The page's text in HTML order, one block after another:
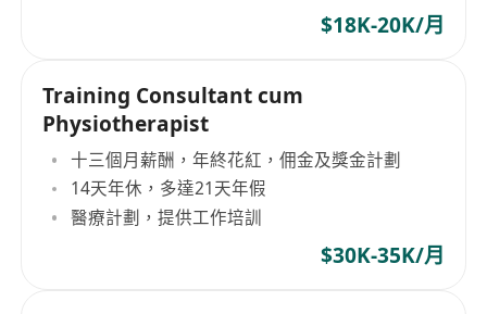
$18K-20K/月
Training Consultant cum
Physiotherapist
十三個月薪酬，年終花紅，佣金及獎金計劃
14天年休，多達21天年假
醫療計劃，提供工作培訓
$30K-35K/月